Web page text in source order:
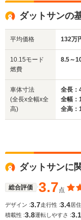
サイズ
(全長x全幅x全高)
WLTCモード
燃費
ダットサンの
平均価格 132万
10.15モード
燃費
8.5～
車体寸法
(全長x全幅x全
高)
全長：
全幅：
全高：
ダットサンに
総合評価 3.7点
デザイン :3.7走行性 :3.4居
積載性 :3.8運転しやすさ :3.1